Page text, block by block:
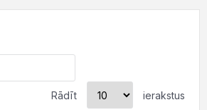
Rādīt ierakstus